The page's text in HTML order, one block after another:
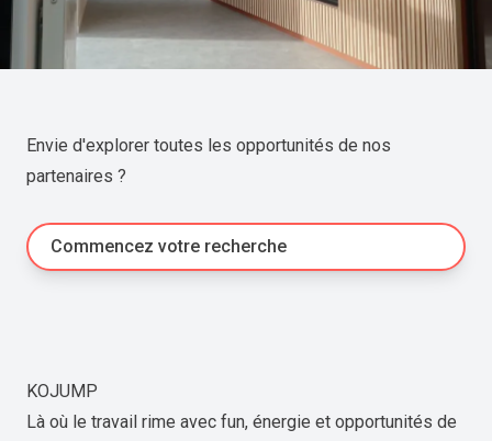
Envie d'explorer toutes les opportunités de nos
partenaires ?
Commencez votre recherche
KOJUMP
Là où le travail rime avec fun, énergie et opportunités de